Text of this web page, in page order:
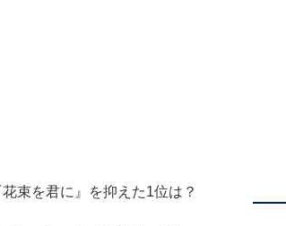
束を君に』を抑えた1位は？